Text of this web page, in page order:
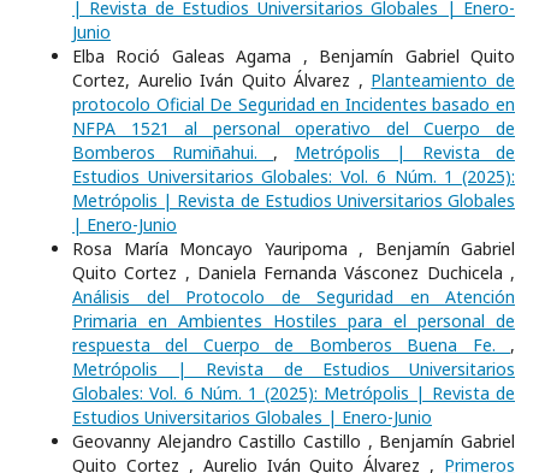
| Revista de Estudios Universitarios Globales | Enero-
Junio
Elba Roció Galeas Agama , Benjamín Gabriel Quito
Cortez, Aurelio Iván Quito Álvarez , Planteamiento de
protocolo Oficial De Seguridad en Incidentes basado en
NFPA 1521 al personal operativo del Cuerpo de
Bomberos Rumiñahui. , Metrópolis | Revista de
Estudios Universitarios Globales: Vol. 6 Núm. 1 (2025):
Metrópolis | Revista de Estudios Universitarios Globales
| Enero-Junio
Rosa María Moncayo Yauripoma , Benjamín Gabriel
Quito Cortez , Daniela Fernanda Vásconez Duchicela ,
Análisis del Protocolo de Seguridad en Atención
Primaria en Ambientes Hostiles para el personal de
respuesta del Cuerpo de Bomberos Buena Fe. ,
Metrópolis | Revista de Estudios Universitarios
Globales: Vol. 6 Núm. 1 (2025): Metrópolis | Revista de
Estudios Universitarios Globales | Enero-Junio
Geovanny Alejandro Castillo Castillo , Benjamín Gabriel
Quito Cortez , Aurelio Iván Quito Álvarez , Primeros